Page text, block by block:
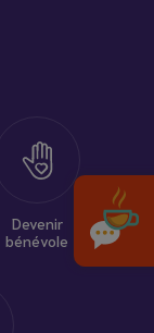
Devenir
bénévole